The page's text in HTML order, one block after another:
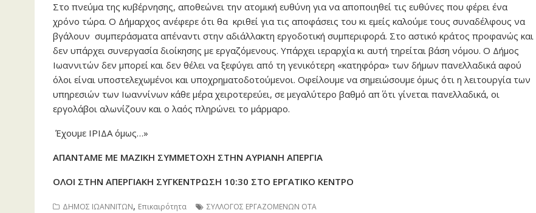
Στο πνεύμα της κυβέρνησης, αποθεώνει την ατομική ευθύνη για να αποποιηθεί τις ευθύνες που φέρει ένα
χρόνο τώρα. Ο Δήμαρχος ανέφερε ότι θα κριθεί για τις αποφάσεις του κι εμείς καλούμε τους συναδέλφους να
βγάλουν συμπεράσματα απέναντι στην αδιάλλακτη εργοδοτική συμπεριφορά. Στο αστικό κράτος προφανώς και
δεν υπάρχει συνεργασία διοίκησης με εργαζόμενους. Υπάρχει ιεραρχία κι αυτή τηρείται βάση νόμου. Ο Δήμος
Ιωαννιτών δεν μπορεί και δεν θέλει να ξεφύγει από τη γενικότερη «κατηφόρα» των δήμων πανελλαδικά αφού
όλοι είναι υποστελεχωμένοι και υποχρηματοδοτούμενοι. Οφείλουμε να σημειώσουμε όμως ότι η λειτουργία των
υπηρεσιών των Ιωαννίνων κάθε μέρα χειροτερεύει, σε μεγαλύτερο βαθμό απ΄ ότι γίνεται πανελλαδικά, οι
εργολάβοι αλωνίζουν και ο λαός πληρώνει το μάρμαρο.
Έχουμε ΙΡΙΔΑ όμως…»
ΑΠΑΝΤΑΜΕ ΜΕ ΜΑΖΙΚΗ ΣΥΜΜΕΤΟΧΗ ΣΤΗΝ ΑΥΡΙΑΝΗ ΑΠΕΡΓΙΑ
ΟΛΟΙ ΣΤΗΝ ΑΠΕΡΓΙΑΚΗ ΣΥΓΚΕΝΤΡΩΣΗ 10:30 ΣΤΟ ΕΡΓΑΤΙΚΟ ΚΕΝΤΡΟ
ΔΗΜΟΣ ΙΩΑΝΝΙΤΩΝ, Επικαιρότητα ΣΥΛΛΟΓΟΣ ΕΡΓΑΖΟΜΕΝΩΝ ΟΤΑ